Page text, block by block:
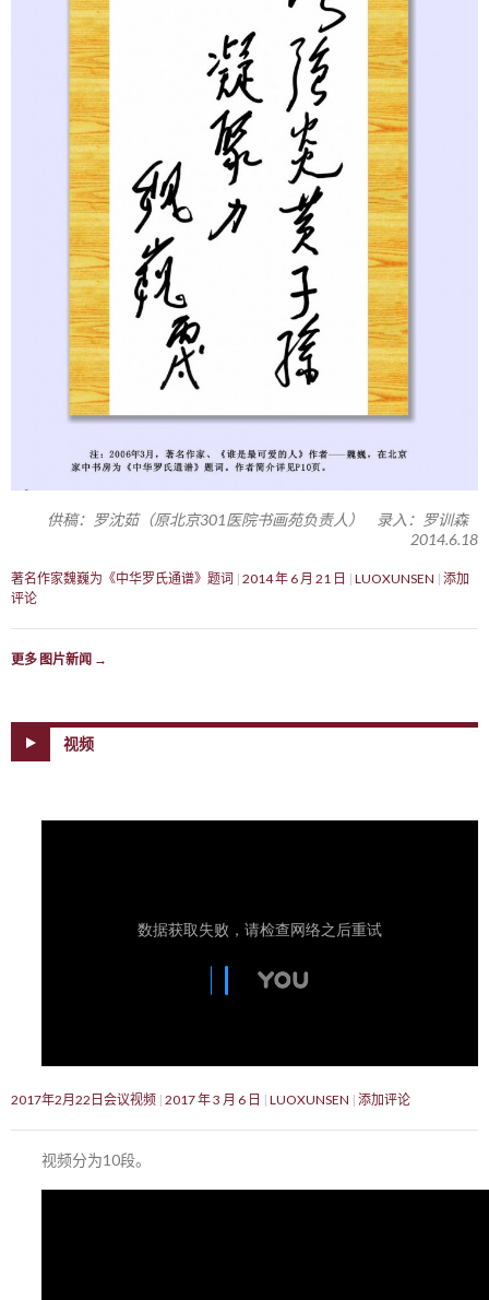
供稿：罗沈茹（原北京301医院书画苑负责人） 录入：罗训森
2014.6.18
著名作家魏巍为《中华罗氏通谱》题词 2014 年 6 月 21 日 LUOXUNSEN 添加
评论
更多 图片新闻 →
视频
2017年2月22日会议视频 2017 年 3 月 6 日 LUOXUNSEN 添加评论
视频分为10段。